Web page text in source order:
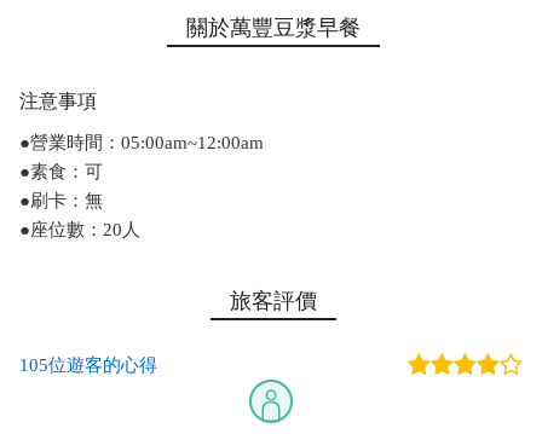
關於萬豐豆漿早餐
注意事項
●營業時間：05:00am~12:00am
●素食：可
●刷卡：無
●座位數：20人
旅客評價
105位遊客的心得